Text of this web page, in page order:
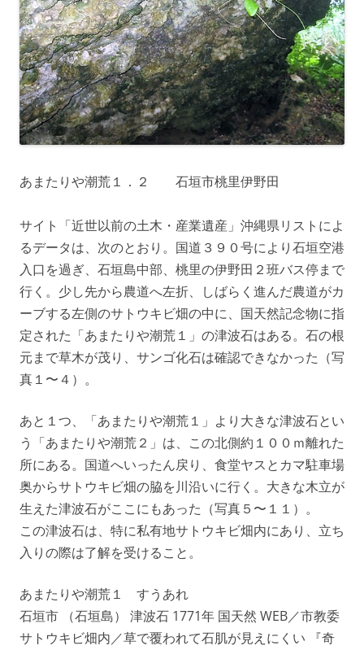
あまたりや潮荒１．２ 石垣市桃里伊野田
サイト「近世以前の土木・産業遺産」沖縄県リストによ
るデータは、次のとおり。国道３９０号により石垣空港
入口を過ぎ、石垣島中部、桃里の伊野田２班バス停まで
行く。少し先から農道へ左折、しばらく進んだ農道がカ
ーブする左側のサトウキビ畑の中に、国天然記念物に指
定された「あまたりや潮荒１」の津波石はある。石の根
元まで草木が茂り、サンゴ化石は確認できなかった（写
真１〜４）。
あと１つ、「あまたりや潮荒１」より大きな津波石とい
う「あまたりや潮荒２」は、この北側約１００ｍ離れた
所にある。国道へいったん戻り、食堂ヤスとカマ駐車場
奥からサトウキビ畑の脇を川沿いに行く。大きな木立が
生えた津波石がここにもあった（写真５〜１１）。
この津波石は、特に私有地サトウキビ畑内にあり、立ち
入りの際は了解を受けること。
あまたりや潮荒１ すうあれ
石垣市 （石垣島） 津波石 1771年 国天然 WEB／市教委
サトウキビ畑内／草で覆われて石肌が見えにくい 『奇